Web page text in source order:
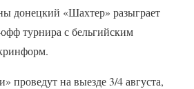
донецкий «Шахтер» разыграет
турнира с бельгийским
проведут на выезде 3/4 августа,